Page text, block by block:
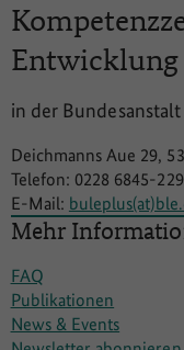
Entwicklung
in der
Deichmanns Aue 29,
Telefon: 0228 6845-
E-Mail:
Mehr
FAQ
Publikationen
News & Events